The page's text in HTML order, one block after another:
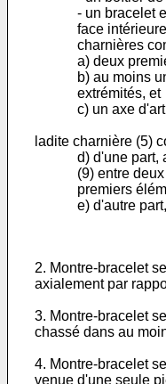
- un bracelet
face
charnières
a) deux
b) au moins
extrémités, et
c) un axe
ladite charnière (5)
d) d'une part,
(9) entre
premiers
e) d'autre
2. Montre-bracelet
axialement par
3. Montre-bracelet
chassé dans au
4. Montre-bracelet
venue d'une seule